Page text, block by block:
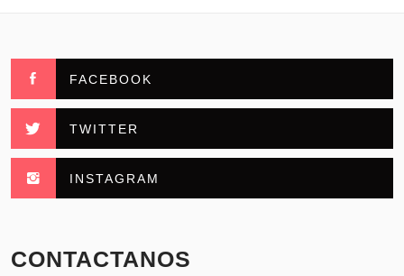
FACEBOOK
TWITTER
INSTAGRAM
CONTACTANOS